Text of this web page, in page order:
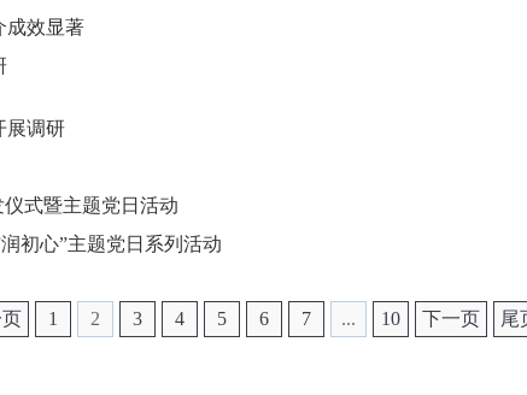
成效显著
展调研
式暨主题党日活动
初心”主题党日系列活动
页 1 2 3 4 5 6 7 ... 10 下一页 尾